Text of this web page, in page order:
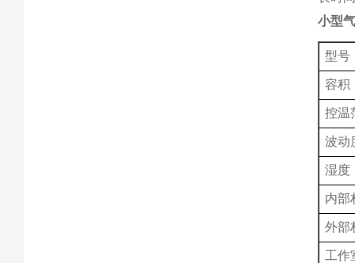
小型
型号
容积
控温
波动
湿度
内部
外部
工作